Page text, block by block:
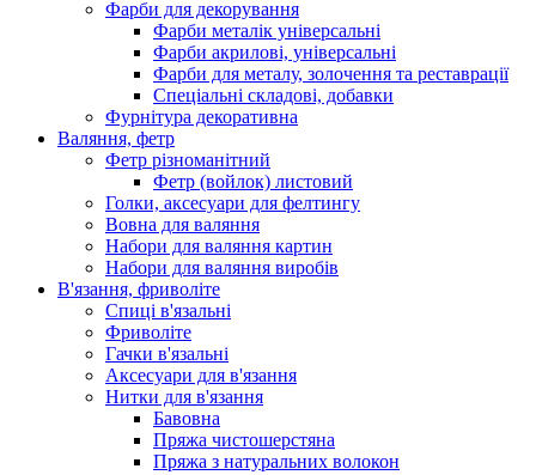
Фарби для декорування
Фарби металік універсальні
Фарби акрилові, універсальні
Фарби для металу, золочення та реставрації
Спеціальні складові, добавки
Фурнітура декоративна
Валяння, фетр
Фетр різноманітний
Фетр (войлок) листовий
Голки, аксесуари для фелтингу
Вовна для валяння
Набори для валяння картин
Набори для валяння виробів
В'язання, фриволіте
Спиці в'язальні
Фриволіте
Гачки в'язальні
Аксесуари для в'язання
Нитки для в'язання
Бавовна
Пряжа чистошерстяна
Пряжа з натуральних волокон